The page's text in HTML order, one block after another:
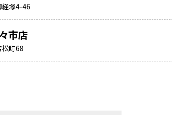
経塚4-46
市店
町68